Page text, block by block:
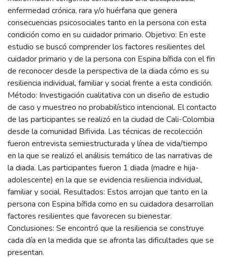
enfermedad crónica, rara y/o huérfana que genera
consecuencias psicosociales tanto en la persona con esta
condición como en su cuidador primario. Objetivo: En este
estudio se buscó comprender los factores resilientes del
cuidador primario y de la persona con Espina bífida con el fin
de reconocer desde la perspectiva de la diada cómo es su
resiliencia individual, familiar y social frente a esta condición.
Método: Investigación cualitativa con un diseño de estudio
de caso y muestreo no probabilístico intencional. El contacto
de las participantes se realizó en la ciudad de Cali-Colombia
desde la comunidad Bifivida. Las técnicas de recolección
fueron entrevista semiestructurada y línea de vida/tiempo
en la que se realizó el análisis temático de las narrativas de
la diada. Las participantes fueron 1 diada (madre e hija-
adolescente) en la que se evidencia resiliencia individual,
familiar y social. Resultados: Estos arrojan que tanto en la
persona con Espina bífida como en su cuidadora desarrollan
factores resilientes que favorecen su bienestar.
Conclusiones: Se encontró que la resiliencia se construye
cada día en la medida que se afronta las dificultades que se
presentan.